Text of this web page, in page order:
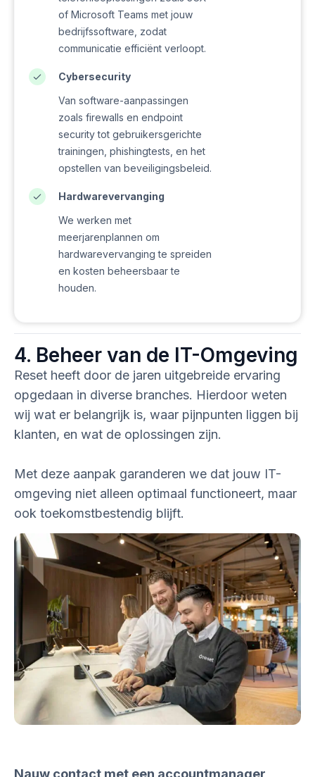
of Microsoft Teams met jouw
bedrijfssoftware, zodat
communicatie efficiënt verloopt.
Cybersecurity
Van software-aanpassingen
zoals firewalls en endpoint
security tot gebruikersgerichte
trainingen, phishingtests, en het
opstellen van beveiligingsbeleid.
Hardwarevervanging
We werken met
meerjarenplannen om
hardwarevervanging te spreiden
en kosten beheersbaar te
houden.
4. Beheer van de IT-Omgeving
Reset heeft door de jaren uitgebreide ervaring
opgedaan in diverse branches. Hierdoor weten
wij wat er belangrijk is, waar pijnpunten liggen bij
klanten, en wat de oplossingen zijn.
Met deze aanpak garanderen we dat jouw IT-
omgeving niet alleen optimaal functioneert, maar
ook toekomstbestendig blijft.
Nauw contact met een accountmanager